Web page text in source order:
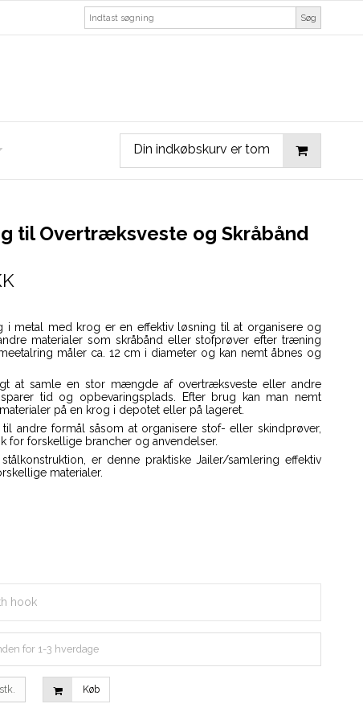
Søg
Din indkøbskurv er tom
til Overtræksveste og Skråbånd
i metal med krog er en effektiv løsning til at organisere og
materialer som skråbånd eller stofprøver efter træning
måler ca. 12 cm i diameter og kan nemt åbnes og
at samle en stor mængde af overtræksveste eller andre
tid og opbevaringsplads. Efter brug kan man nemt
på en krog i depotet eller på lageret.
til andre formål såsom at organisere stof- eller skindprøver,
for forskellige brancher og anvendelser.
er denne praktiske Jailer/samlering effektiv
materialer.
hook
for 1-3 hverdage
stk. Køb